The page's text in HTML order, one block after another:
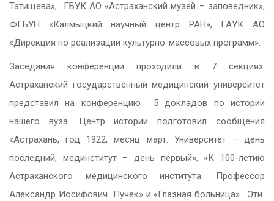
Татищева», ГБУК АО «Астраханский музей – заповедник»,
ФГБУН «Калмыцкий научный центр РАН», ГАУК АО
«Дирекция по реализации культурно-массовых программ».
Заседания конференции проходили в 7 секциях.
Астраханский государственный медицинский университет
представил на конференцию 5 докладов по истории
нашего вуза. Центр истории подготовил сообщения
«Астрахань, год 1922, месяц март. Университет – день
последний, мединститут – день первый», «К 100-летию
Астраханского медицинского института. Профессор
Александр Иосифович Пучек» и «Глазная больница». Эти